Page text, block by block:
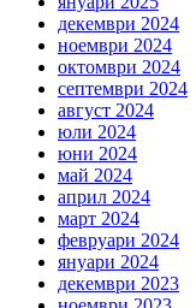
декември 2024
ноември 2024
октомври 2024
септември 2024
август 2024
юли 2024
юни 2024
май 2024
април 2024
март 2024
февруари 2024
януари 2024
декември 2023